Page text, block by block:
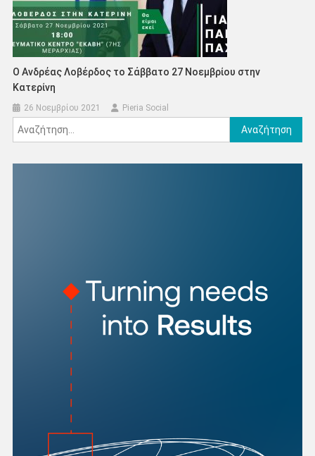
Ο Ανδρέας Λοβέρδος το Σάββατο 27 Νοεμβρίου στην
Κατερίνη
26 Νοεμβρίου 2021 Pieria Social
Αναζήτηση
για: